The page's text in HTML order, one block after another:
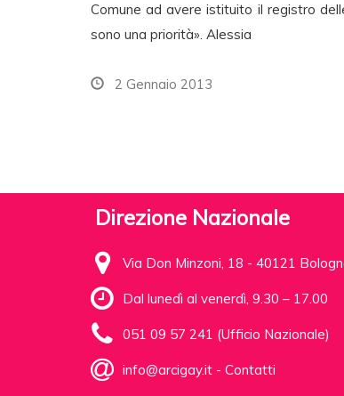
Comune ad avere istituito il registro
sono una priorità». Alessia
2 Gennaio 2013
Direzione Nazionale
Via Don Minzoni, 18 - 40121
Dal lunedì al venerdì, 9.30 – 17.00
051 09 57 241 (Ufficio Nazionale)
info@arcigay.it - Contatti